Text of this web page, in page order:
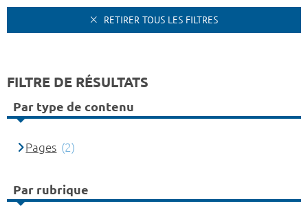
RETIRER TOUS LES FILTRES
FILTRE DE RÉSULTATS
Par type de contenu
Pages (2)
Par rubrique